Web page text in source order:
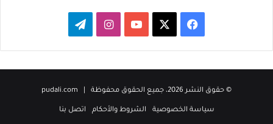
فيسبوك ‫YouTubeانستقرامتيلقرام
© حقوق النشر 2026، جميع الحقوق محفوظة | pudali.com
سياسة الخصوصية الشروط والأحكام اتصل بنا